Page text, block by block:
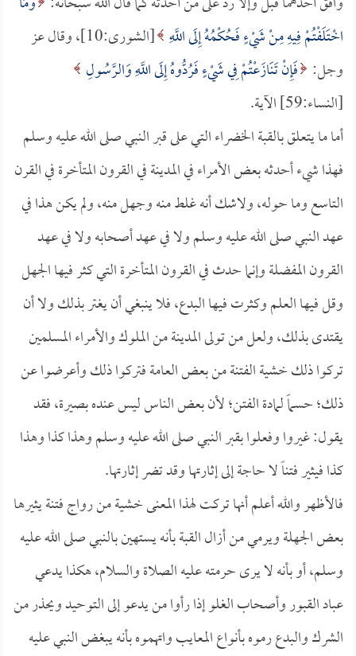
اخْتَلَفْتُمْ فِيهِ مِنْ شَيْءٍ فَحُكْمُهُ إِلَى اللَّهِ
[الشورى:10]، وقال عز
وجل: فَإِنْ تَنَازَعْتُمْ فِي شَيْءٍ فَرُدُّوهُ إِلَى اللَّهِ وَالرَّسُولِ
[النساء:59] الآية.
أما ما يتعلق بالقبة الخضراء التي على قبر النبي صلى الله عليه وسلم
فهذا شيء أحدثه بعض الأمراء في المدينة في القرون المتأخرة في القرن
التاسع وما حوله، ولاشك أنه غلط منه وجهل منه، ولم يكن هذا في
عهد النبي صلى الله عليه وسلم ولا في عهد أصحابه ولا في عهد
القرون المفضلة وإنما حدث في القرون المتأخرة التي كثر فيها الجهل
وقل فيها العلم وكثرت فيها البدع، فلا ينبغي أن يغتر بذلك ولا أن
يقتدى بذلك، ولعل من تولى المدينة من الملوك والأمراء المسلمين
تركوا ذلك خشية الفتنة من بعض العامة فتركوا ذلك وأعرضوا عن
ذلك؛ حسماً لمادة الفتن؛ لأن بعض الناس ليس عنده بصيرة، فقد
يقول: غيروا وفعلوا بقبر النبي صلى الله عليه وسلم وهذا كذا وهذا
كذا فيثير فتناً لا حاجة إلى إثارتها وقد تضر إثارتها.
فالأظهر والله أعلم أنها تركت لهذا المعنى خشية من رواج فتنة يثيرها
بعض الجهلة ويرمي من أزال القبة بأنه يستهين بالنبي صلى الله عليه
وسلم، أو بأنه لا يرى حرمته عليه الصلاة والسلام، هكذا يدعي
عباد القبور وأصحاب الغلو إذا رأوا من يدعو إلى التوحيد ويحذر من
الشرك والبدع رموه بأنواع المعايب واتهموه بأنه يبغض النبي عليه